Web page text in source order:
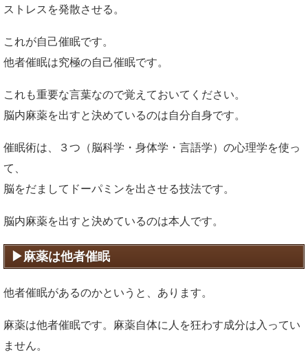
ストレスを発散させる。
これが自己催眠です。
他者催眠は究極の自己催眠です。
これも重要な言葉なので覚えておいてください。
脳内麻薬を出すと決めているのは自分自身です。
催眠術は、３つ（脳科学・身体学・言語学）の心理学を使っ
て、
脳をだましてドーパミンを出させる技法です。
脳内麻薬を出すと決めているのは本人です。
麻薬は他者催眠
他者催眠があるのかというと、あります。
麻薬は他者催眠です。麻薬自体に人を狂わす成分は入ってい
ません。